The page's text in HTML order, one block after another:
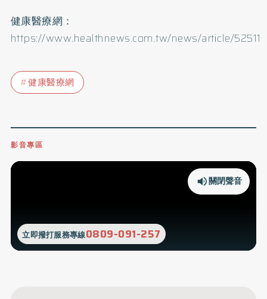
健康醫療網：
https://www.healthnews.com.tw/news/article/52511
健康醫療網
影音專區
立即撥打服務專線0809-091-257
關閉聲音